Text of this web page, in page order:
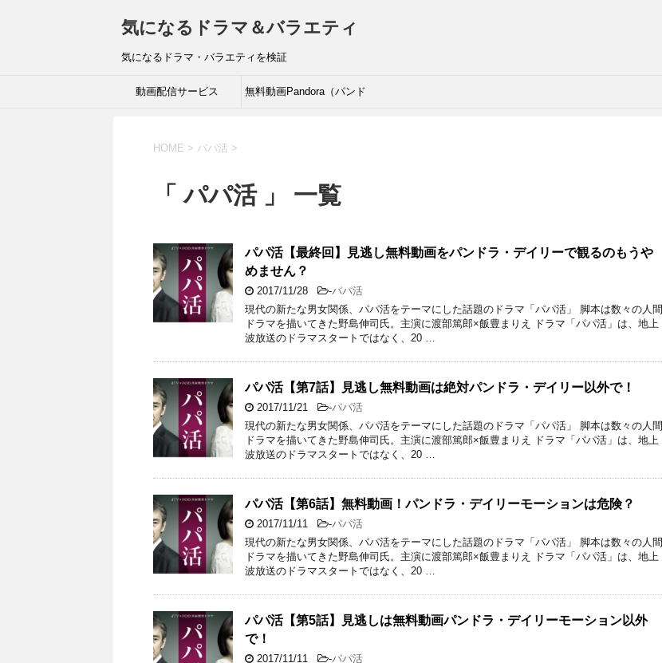
気になるドラマ＆バラエティ
気になるドラマ・バラエティを検証
動画配信サービス 無料動画Pandora（パンド
HOME > パパ活 >
「 パパ活 」 一覧
パパ活【最終回】見逃し無料動画をパンドラ・デイリーで観るのもうや
めません？
2017/11/28 -パパ活
現代の新たな男女関係、パパ活をテーマにした話題のドラマ「パパ活」 脚本は数々の人間
ドラマを描いてきた野島伸司氏。主演に渡部篤郎×飯豊まりえ ドラマ「パパ活」は、地上
波放送のドラマスタートではなく、20 …
パパ活【第7話】見逃し無料動画は絶対パンドラ・デイリー以外で！
2017/11/21 -パパ活
現代の新たな男女関係、パパ活をテーマにした話題のドラマ「パパ活」 脚本は数々の人間
ドラマを描いてきた野島伸司氏。主演に渡部篤郎×飯豊まりえ ドラマ「パパ活」は、地上
波放送のドラマスタートではなく、20 …
パパ活【第6話】無料動画！パンドラ・デイリーモーションは危険？
2017/11/11 -パパ活
現代の新たな男女関係、パパ活をテーマにした話題のドラマ「パパ活」 脚本は数々の人間
ドラマを描いてきた野島伸司氏。主演に渡部篤郎×飯豊まりえ ドラマ「パパ活」は、地上
波放送のドラマスタートではなく、20 …
パパ活【第5話】見逃しは無料動画パンドラ・デイリーモーション以外
で！
2017/11/11 -パパ活